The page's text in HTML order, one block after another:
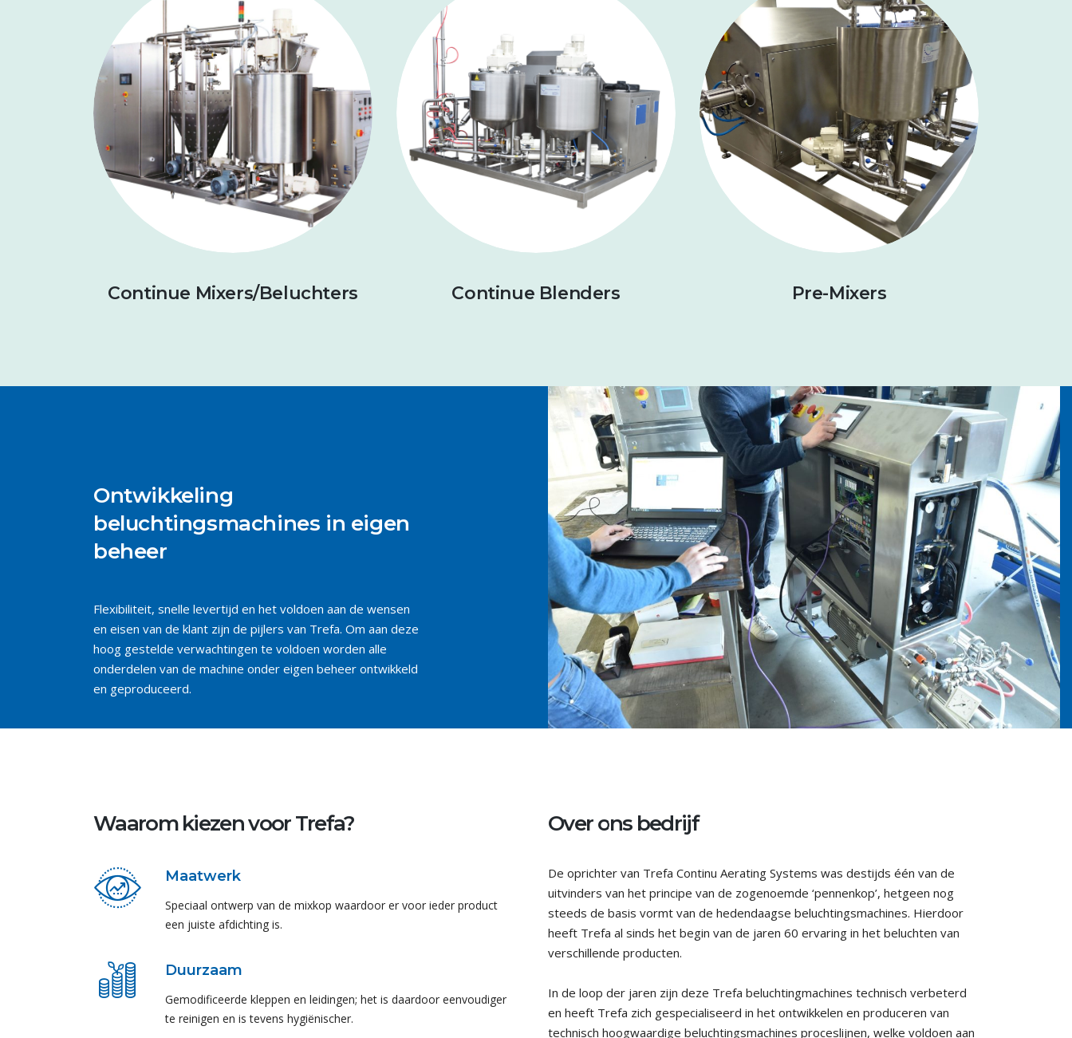
Continue Mixers/Beluchters Continue Blenders Pre-Mixers
Ontwikkeling
beluchtingsmachines in eigen
beheer
Flexibiliteit, snelle levertijd en het voldoen aan de wensen
en eisen van de klant zijn de pijlers van Trefa. Om aan deze
hoog gestelde verwachtingen te voldoen worden alle
onderdelen van de machine onder eigen beheer ontwikkeld
en geproduceerd.
Waarom kiezen voor Trefa?
Maatwerk
Speciaal ontwerp van de mixkop waardoor er voor ieder product
een juiste afdichting is.
Duurzaam
Gemodificeerde kleppen en leidingen; het is daardoor eenvoudiger
te reinigen en is tevens hygiënischer.
Over ons bedrijf
De oprichter van Trefa Continu Aerating Systems was destijds één van de
uitvinders van het principe van de zogenoemde ‘pennenkop’, hetgeen nog
steeds de basis vormt van de hedendaagse beluchtingsmachines. Hierdoor
heeft Trefa al sinds het begin van de jaren 60 ervaring in het beluchten van
verschillende producten.
In de loop der jaren zijn deze Trefa beluchtingmachines technisch verbeterd
en heeft Trefa zich gespecialiseerd in het ontwikkelen en produceren van
technisch hoogwaardige beluchtingsmachines proceslijnen, welke voldoen aan